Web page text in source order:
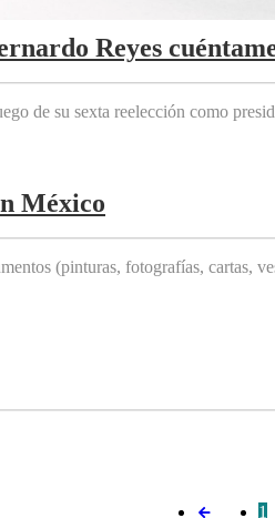
Reyes
de su sexta reelección como
México
(pinturas, fotografías, cartas,
1